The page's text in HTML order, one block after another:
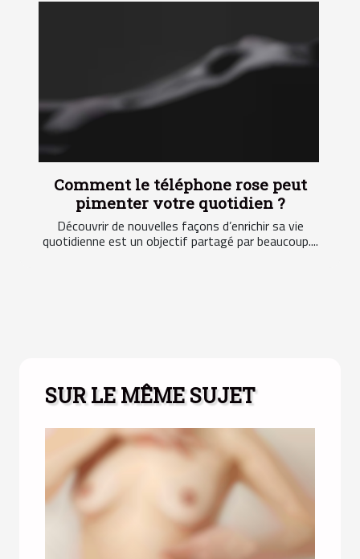
Comment le téléphone rose peut
pimenter votre quotidien ?
Découvrir de nouvelles façons d’enrichir sa vie
quotidienne est un objectif partagé par beaucoup....
SUR LE MÊME SUJET